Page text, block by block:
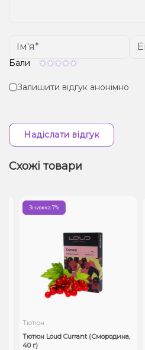
Бали
Залишити відгук анонімно
Надіслати відгук
Схожі товари
Знижка 7%
Тютюн
Тютюн Loud Currant (Смородина,
40 г)